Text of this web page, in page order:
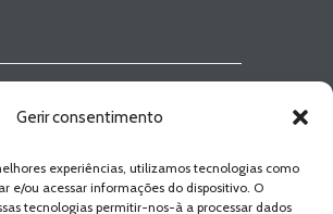
Gerir consentimento
experiências, utilizamos tecnologias como
e/ou acessar informações do dispositivo. O
tecnologias permitir-nos-à a processar dados
de todas as novidades! Zero
novidades e novos